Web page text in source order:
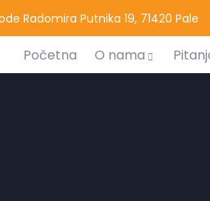
Radomira Putnika 19, 71420 Pale
Početna O nama